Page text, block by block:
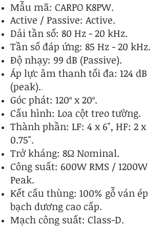
Mẫu mã: CARPO K8PW.
Active / Passive: Active.
Dải tần số: 80 Hz - 20 kHz.
Tần số đáp ứng: 85 Hz - 20 kHz.
Độ nhạy: 99 dB (Passive).
Áp lực âm thanh tối đa: 124 dB
(peak)..
​Góc phát: 120º x 20º.
Cấu hình: Loa cột treo tường.
Thành phần: LF: 4 x 6", HF: 2 x
0.75".
Trở kháng: 8Ω Nominal.
Công suất: 600W RMS / 1200W
Peak.
Kết cấu thùng: 100% gỗ ván ép
bạch dương cao cấp.
​Mạch công suất: Class-D.